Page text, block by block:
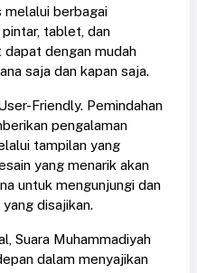
berbagai
tablet, dan
dengan mudah
saja dan kapan saja.
Friendly. Pemindahan
pengalaman
tampilan yang
yang menarik akan
untuk mengunjungi dan
disajikan.
Suara Muhammadiyah
dalam menyajikan